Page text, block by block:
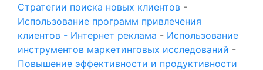
Стратегии поиска новых клиентов -
Использование программ привлечения
клиентов - Интернет реклама - Использование
инструментов маркетинговых исследований -
Повышение эффективности и продуктивности